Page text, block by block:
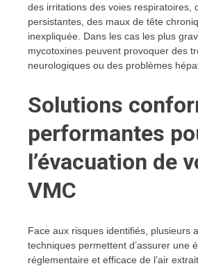
des irritations des voies respiratoires,
persistantes, des maux de tête
inexpliquée. Dans les cas les plus
mycotoxines peuvent provoquer des
neurologiques ou des problèmes
Solutions
performantes
l’évacuation de
VMC
Face aux risques identifiés, plusieurs
techniques permettent d’assurer une
réglementaire et efficace de l’air